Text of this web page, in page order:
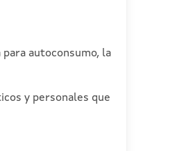
autoconsumo, la
y personales que